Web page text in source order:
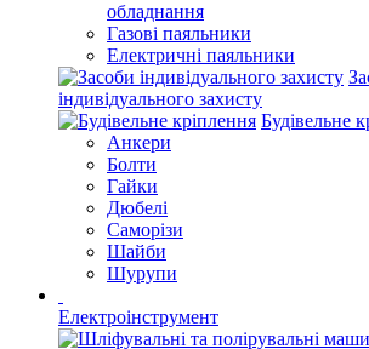
обладнання
Газові паяльники
Електричні паяльники
індивідуального захисту
Будівельне
Анкери
Болти
Гайки
Дюбелі
Саморізи
Шайби
Шурупи
Електроінструмент